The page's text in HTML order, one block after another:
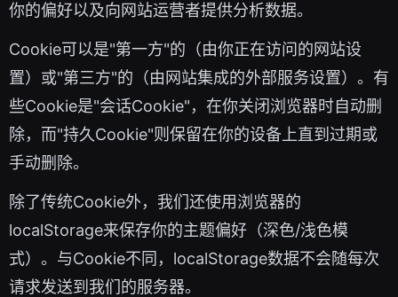
你的偏好以及向网站运营者提供分析数据。
Cookie可以是"第一方"的（由你正在访问的网站设
置）或"第三方"的（由网站集成的外部服务设置）。有
些Cookie是"会话Cookie"，在你关闭浏览器时自动删
除，而"持久Cookie"则保留在你的设备上直到过期或
手动删除。
除了传统Cookie外，我们还使用浏览器的
localStorage来保存你的主题偏好（深色/浅色模
式）。与Cookie不同，localStorage数据不会随每次
请求发送到我们的服务器。